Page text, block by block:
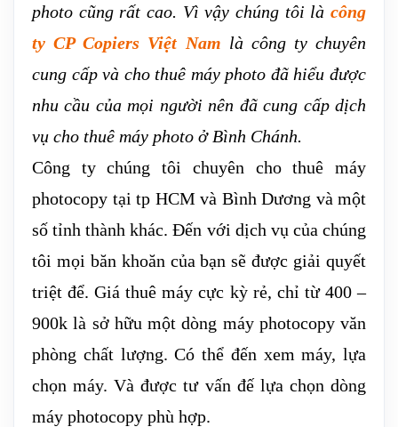
photo cũng rất cao. Vì vậy chúng tôi là công
ty CP Copiers Việt Nam là công ty chuyên
cung cấp và cho thuê máy photo đã hiểu được
nhu cầu của mọi người nên đã cung cấp dịch
vụ cho thuê máy photo ở Bình Chánh.
Công ty chúng tôi chuyên cho thuê máy
photocopy tại tp HCM và Bình Dương và một
số tỉnh thành khác. Đến với dịch vụ của chúng
tôi mọi băn khoăn của bạn sẽ được giải quyết
triệt để. Giá thuê máy cực kỳ rẻ, chỉ từ 400 –
900k là sở hữu một dòng máy photocopy văn
phòng chất lượng. Có thể đến xem máy, lựa
chọn máy. Và được tư vấn đế lựa chọn dòng
máy photocopy phù hợp.